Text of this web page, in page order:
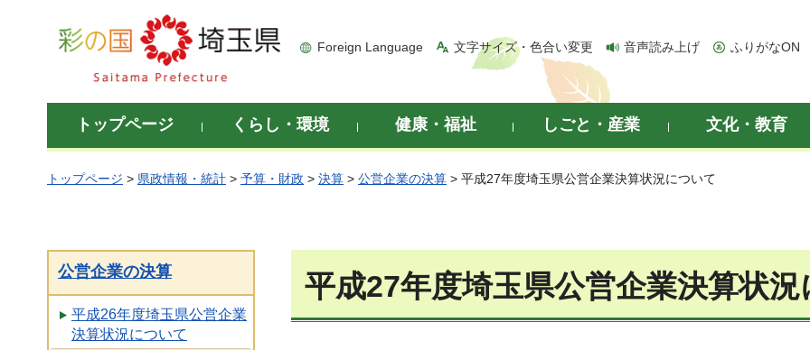
彩の国 埼玉県
Foreign Language 文字サイズ・色合い変更 音声読み上げ ふりがなON
トップページ くらし・環境 健康・福祉 しごと・産業 文化・教育
トップページ > 県政情報・統計 > 予算・財政 > 決算 > 公営企業の決算 > 平成27年度埼玉県公営企業決算状況について
公営企業の決算
平成26年度埼玉県公営企業
決算状況について
平成27年度埼玉県公営企業決算状